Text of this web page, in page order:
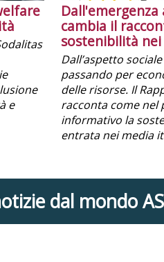
e
cambia il
sostenibilità
Dall’aspetto
passando per
delle risorse. Il
racconta come nel
informativo la
entrata nei media
dal mondo